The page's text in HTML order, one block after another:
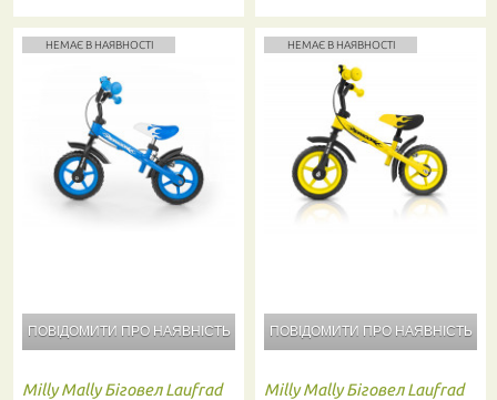
НЕМАЄ В НАЯВНОСТІ
ПОВІДОМИТИ ПРО НАЯВНІСТЬ
Milly Mally Біговел Laufrad
НЕМАЄ В НАЯВНОСТІ
ПОВІДОМИТИ ПРО НАЯВНІСТЬ
Milly Mally Біговел Laufrad